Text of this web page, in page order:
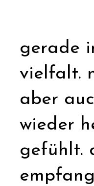
gerade
vielfalt.
aber
wieder
gefühlt.